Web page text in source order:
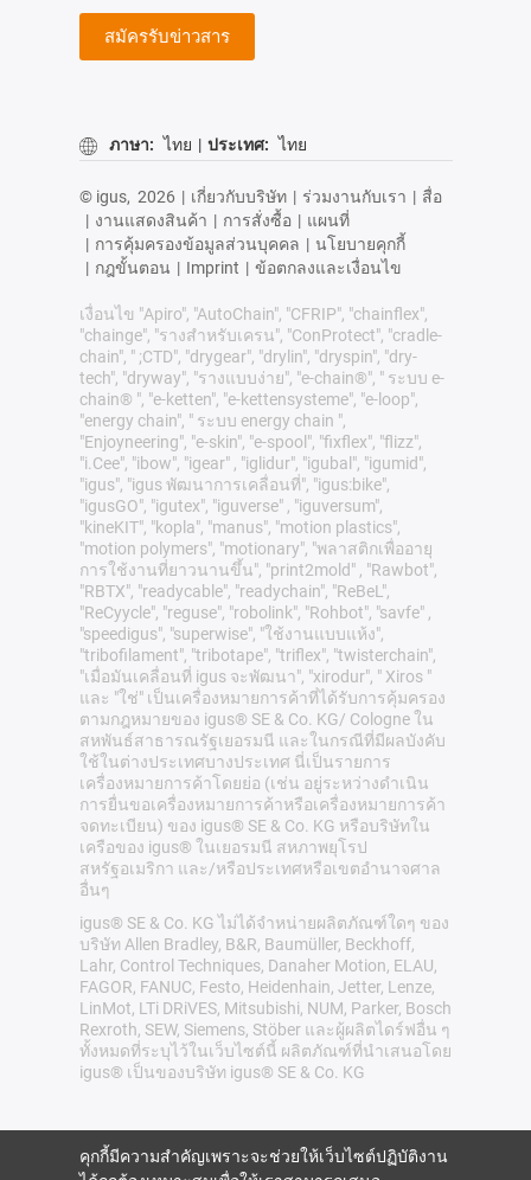
สมัครรับข่าวสาร
ภาษา: ไทย | ประเทศ: ไทย
© igus, 2026 | เกี่ยวกับบริษัท | ร่วมงานกับเรา | สื่อ
| งานแสดงสินค้า | การสั่งซื้อ | แผนที่
| การคุ้มครองข้อมูลส่วนบุคคล | นโยบายคุกกี้
| กฎขั้นตอน | Imprint | ข้อตกลงและเงื่อนไข
เงื่อนไข "Apiro", "AutoChain", "CFRIP", "chainflex",
"chainge", "รางสำหรับเครน", "ConProtect", "cradle-
chain", " ;CTD", "drygear", "drylin", "dryspin", "dry-
tech", "dryway", "รางแบบง่าย", "e-chain®", " ระบบ e-
chain® ", "e-ketten", "e-kettensysteme", "e-loop",
"energy chain", " ระบบ energy chain ",
"Enjoyneering", "e-skin", "e-spool", "fixflex", "flizz",
"i.Cee", "ibow", "igear" , "iglidur", "igubal", "igumid",
"igus", "igus พัฒนาการเคลื่อนที่", "igus:bike",
"igusGO", "igutex", "iguverse" , "iguversum",
"kineKIT", "kopla", "manus", "motion plastics",
"motion polymers", "motionary", "พลาสติกเพื่ออายุ
การใช้งานที่ยาวนานขึ้น", "print2mold" , "Rawbot",
"RBTX", "readycable", "readychain", "ReBeL",
"ReCyycle", "reguse", "robolink", "Rohbot", "savfe" ,
"speedigus", "superwise", "ใช้งานแบบแห้ง",
"tribofilament", "tribotape", "triflex", "twisterchain",
"เมื่อมันเคลื่อนที่ igus จะพัฒนา", "xirodur", " Xiros "
และ "ใช่" เป็นเครื่องหมายการค้าที่ได้รับการคุ้มครอง
ตามกฎหมายของ igus® SE & Co. KG/ Cologne ใน
สหพันธ์สาธารณรัฐเยอรมนี และในกรณีที่มีผลบังคับ
ใช้ในต่างประเทศบางประเทศ นี่เป็นรายการ
เครื่องหมายการค้าโดยย่อ (เช่น อยู่ระหว่างดำเนิน
การยื่นขอเครื่องหมายการค้าหรือเครื่องหมายการค้า
จดทะเบียน) ของ igus® SE & Co. KG หรือบริษัทใน
เครือของ igus® ในเยอรมนี สหภาพยุโรป
สหรัฐอเมริกา และ/หรือประเทศหรือเขตอำนาจศาล
อื่นๆ
igus® SE & Co. KG ไม่ได้จำหน่ายผลิตภัณฑ์ใดๆ ของ
บริษัท Allen Bradley, B&R, Baumüller, Beckhoff,
Lahr, Control Techniques, Danaher Motion, ELAU,
FAGOR, FANUC, Festo, Heidenhain, Jetter, Lenze,
LinMot, LTi DRiVES, Mitsubishi, NUM, Parker, Bosch
Rexroth, SEW, Siemens, Stöber และผู้ผลิตไดร์ฟอื่น ๆ
ทั้งหมดที่ระบุไว้ในเว็บไซต์นี้ ผลิตภัณฑ์ที่นำเสนอโดย
igus® เป็นของบริษัท igus® SE & Co. KG
คุกกี้มีความสำคัญเพราะจะช่วยให้เว็บไซต์ปฏิบัติงาน